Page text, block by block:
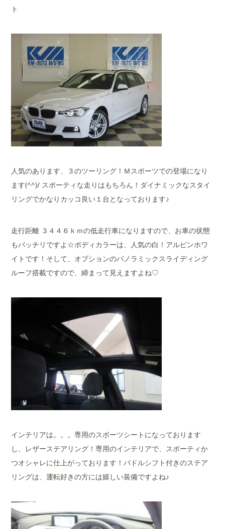
ト
人気のあります、３のツーリング！Ｍスポーツでの登場になり
ます(^^)/ スポーティな走りはもちろん！ダイナミックなスタイ
リングでかなりカッコ良い１台となっております♪
走行距離 ３４４６ｋｍの低走行車になりますので、お車の状態
もバッチリですよ☆ボディカラーは、人気の白！アルピンホワ
イトです！そして、オプションのパノラミックスライディング
ルーフ搭載ですので、締まって見えますよね♡
インテリアは。。。専用のスポーツシートになっております
し、レザーステアリング！専用のインテリアで、スポーティか
つオシャレに仕上がっております！パドルシフト付きのステア
リングは、運転好きの方には嬉しい装備ですよね♪